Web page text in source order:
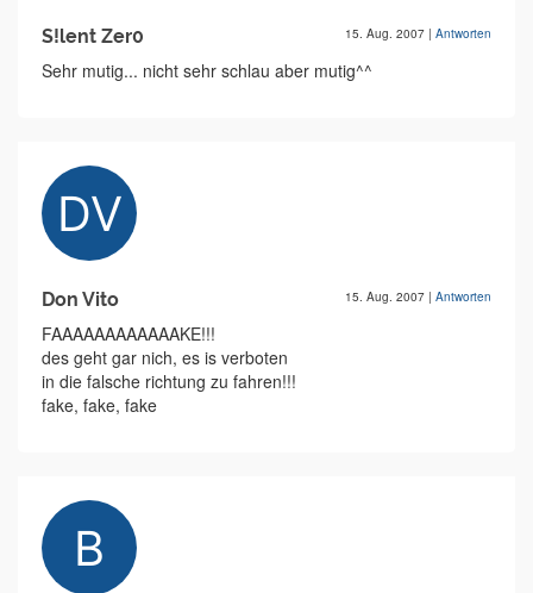
S!lent Zer0 15. Aug. 2007 | Antworten
Sehr mutig... nicht sehr schlau aber mutig^^
Don Vito 15. Aug. 2007 | Antworten
FAAAAAAAAAAAAKE!!!
des geht gar nich, es is verboten
in die falsche richtung zu fahren!!!
fake, fake, fake